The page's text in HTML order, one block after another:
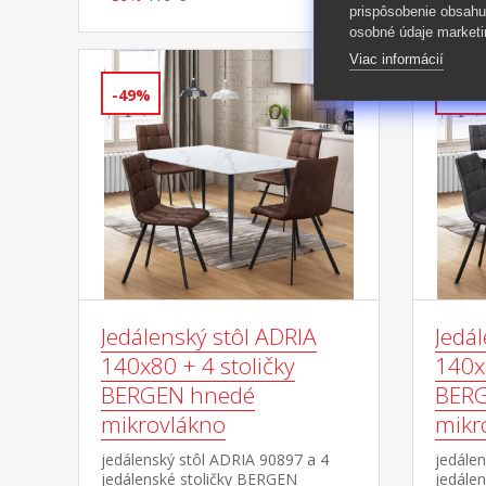
-49%
Jedálenský stôl ADRIA
140x80 + 4 stoličky
BERGEN hnedé
mikrovlákno
jedálenský stôl ADRIA 90897 a 4
jedálenské stoličky BERGEN
prispôsobenie
osobné údaje
Viac informácií